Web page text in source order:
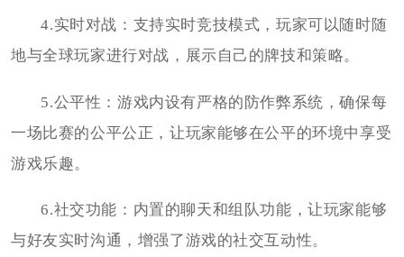
4.实时对战：支持实时竞技模式，玩家可以随时随
地与全球玩家进行对战，展示自己的牌技和策略。
5.公平性：游戏内设有严格的防作弊系统，确保每
一场比赛的公平公正，让玩家能够在公平的环境中享受
游戏乐趣。
6.社交功能：内置的聊天和组队功能，让玩家能够
与好友实时沟通，增强了游戏的社交互动性。